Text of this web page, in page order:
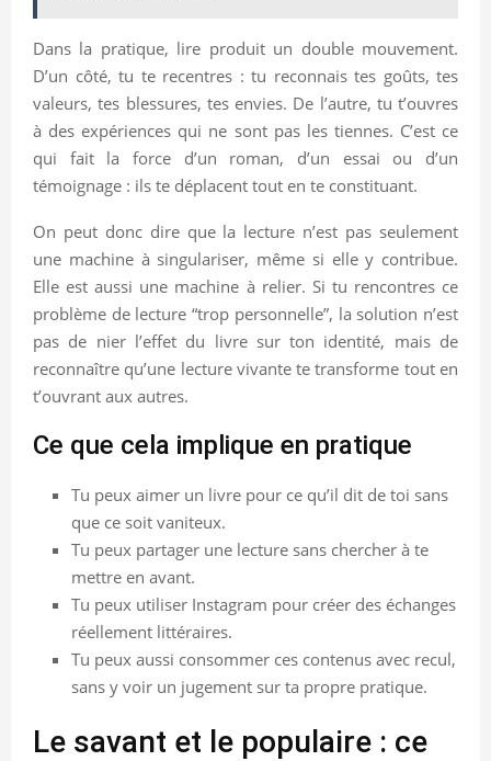
Dans la pratique, lire produit un double mouvement.
D’un côté, tu te recentres : tu reconnais tes goûts, tes
valeurs, tes blessures, tes envies. De l’autre, tu t’ouvres
à des expériences qui ne sont pas les tiennes. C’est ce
qui fait la force d’un roman, d’un essai ou d’un
témoignage : ils te déplacent tout en te constituant.
On peut donc dire que la lecture n’est pas seulement
une machine à singulariser, même si elle y contribue.
Elle est aussi une machine à relier. Si tu rencontres ce
problème de lecture “trop personnelle”, la solution n’est
pas de nier l’effet du livre sur ton identité, mais de
reconnaître qu’une lecture vivante te transforme tout en
t’ouvrant aux autres.
Ce que cela implique en pratique
Tu peux aimer un livre pour ce qu’il dit de toi sans
que ce soit vaniteux.
Tu peux partager une lecture sans chercher à te
mettre en avant.
Tu peux utiliser Instagram pour créer des échanges
réellement littéraires.
Tu peux aussi consommer ces contenus avec recul,
sans y voir un jugement sur ta propre pratique.
Le savant et le populaire : ce